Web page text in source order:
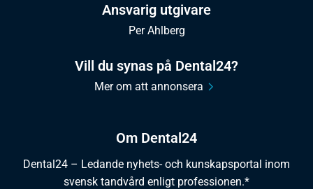
Om Dental24
Dental24 – Ledande nyhets- och kunskapsportal inom
svensk tandvård enligt professionen.*
Ansvarig utgivare
Per Ahlberg
Vill du synas på Dental24?
Mer om att annonsera